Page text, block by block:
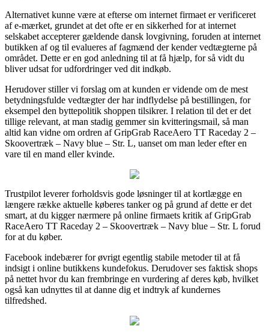
Alternativet kunne være at efterse om internet firmaet er verificeret
af e-mærket, grundet at det ofte er en sikkerhed for at internet
selskabet accepterer gældende dansk lovgivning, foruden at internet
butikken af og til evalueres af fagmænd der kender vedtægterne på
området. Dette er en god anledning til at få hjælp, for så vidt du
bliver udsat for udfordringer ved dit indkøb.
Herudover stiller vi forslag om at kunden er vidende om de mest
betydningsfulde vedtægter der har indflydelse på bestillingen, for
eksempel den byttepolitik shoppen tilsikrer. I relation til det er det
tillige relevant, at man stadig gemmer sin kvitteringsmail, så man
altid kan vidne om ordren af GripGrab RaceAero TT Raceday 2 –
Skoovertræk – Navy blue – Str. L, uanset om man leder efter en
vare til en mand eller kvinde.
Trustpilot leverer forholdsvis gode løsninger til at kortlægge en
længere række aktuelle køberes tanker og på grund af dette er det
smart, at du kigger nærmere på online firmaets kritik af GripGrab
RaceAero TT Raceday 2 – Skoovertræk – Navy blue – Str. L forud
for at du køber.
Facebook indebærer for øvrigt egentlig stabile metoder til at få
indsigt i online butikkens kundefokus. Derudover ses faktisk shops
på nettet hvor du kan frembringe en vurdering af deres køb, hvilket
også kan udnyttes til at danne dig et indtryk af kundernes
tilfredshed.